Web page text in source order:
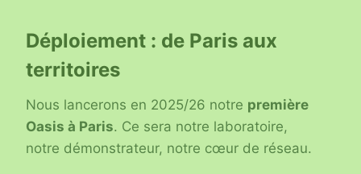
Déploiement : de Paris aux
territoires
Nous lancerons en 2025/26 notre première
Oasis à Paris. Ce sera notre laboratoire,
notre démonstrateur, notre cœur de réseau.